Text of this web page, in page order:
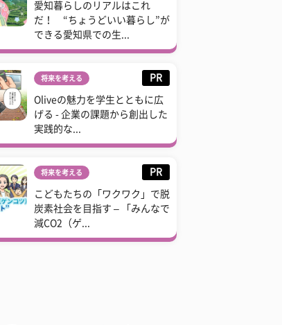
愛知暮らしのリアルはこれ
だ！ “ちょうどいい暮らし”が
できる愛知県での生...
将来を考える PR
Oliveの魅力を学生とともに広
げる - 企業の課題から創出した
実践的な...
将来を考える PR
こどもたちの「ワクワク」で脱
炭素社会を目指す – 「みんなで
減CO2（ゲ...